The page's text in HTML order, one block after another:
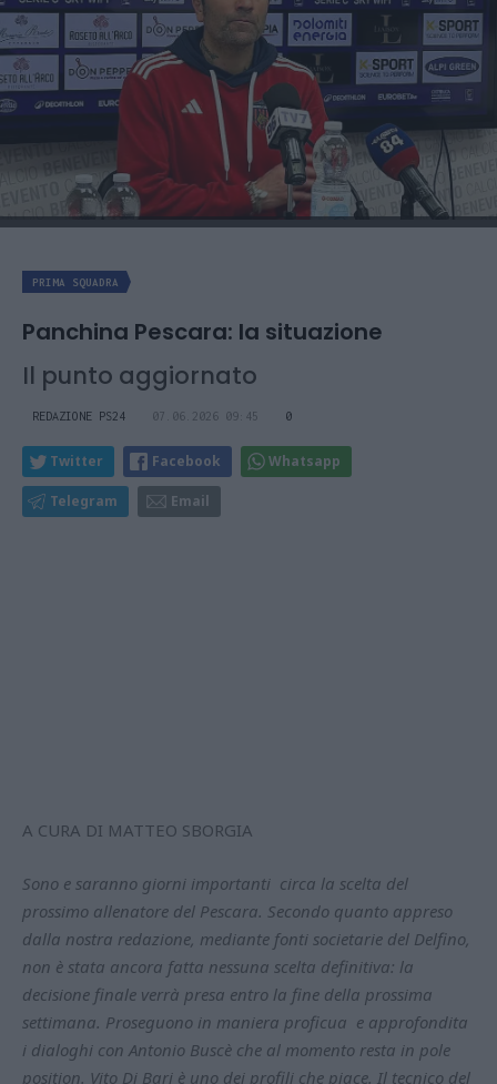
PRIMA SQUADRA
Panchina Pescara: la situazione
Il punto aggiornato
REDAZIONE PS24 07.06.2026 09:45 0
Twitter Facebook Whatsapp
Telegram Email
A CURA DI MATTEO SBORGIA
Sono e saranno giorni importanti circa la scelta del
prossimo allenatore del Pescara. Secondo quanto appreso
dalla nostra redazione, mediante fonti societarie del Delfino,
non è stata ancora fatta nessuna scelta definitiva: la
decisione finale verrà presa entro la fine della prossima
settimana. Proseguono in maniera proficua e approfondita
i dialoghi con Antonio Buscè che al momento resta in pole
position. Vito Di Bari è uno dei profili che piace. Il tecnico del